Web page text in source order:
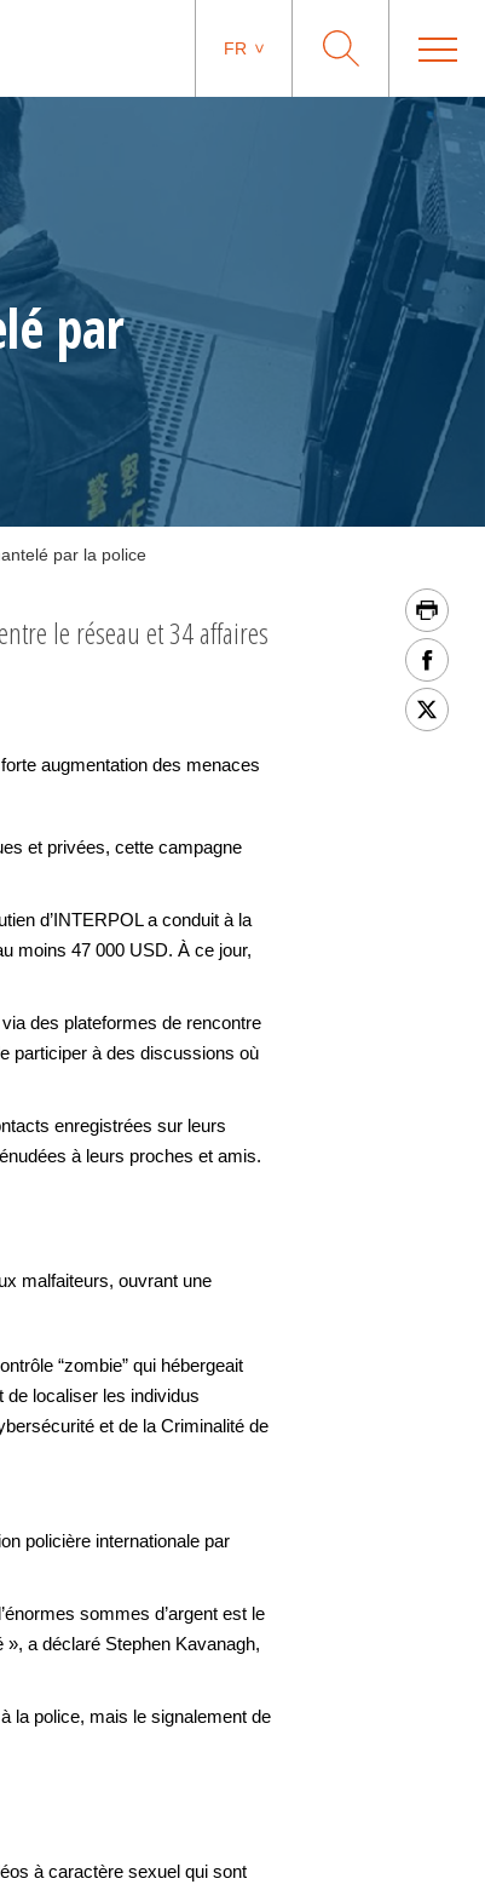
FR
par
par la police
le réseau et 34 affaires
augmentation des menaces
et privées, cette campagne
d’INTERPOL a conduit à la
moins 47 000 USD. À ce jour,
des plateformes de rencontre
participer à des discussions où
enregistrées sur leurs
à leurs proches et amis.
malfaiteurs, ouvrant une
“zombie” qui hébergeait
de localiser les individus
et de la Criminalité de
policière internationale par
sommes d’argent est le
a déclaré Stephen Kavanagh,
la police, mais le signalement de
à caractère sexuel qui sont